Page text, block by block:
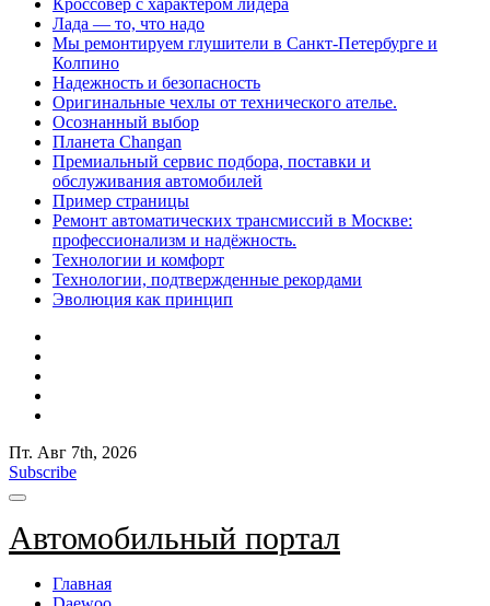
Кроссовер с характером лидера
Лада — то, что надо
Мы ремонтируем глушители в Санкт-Петербурге и
Колпино
Надежность и безопасность
Оригинальные чехлы от технического ателье.
Осознанный выбор
Планета Changan
Премиальный сервис подбора, поставки и
обслуживания автомобилей
Пример страницы
Ремонт автоматических трансмиссий в Москве:
профессионализм и надёжность.
Технологии и комфорт
Технологии, подтвержденные рекордами
Эволюция как принцип
Пт. Авг 7th, 2026
Subscribe
Автомобильный портал
Главная